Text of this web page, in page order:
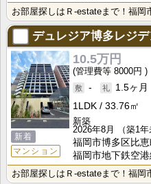
お部屋探しはＲ-estateまで！福岡
デュレジア博多レジデ
新着
マンション
10.5万円
8000円
-
1.5ヶ月
1LDK
33.76㎡
新築
2026年8月
（築1年
福岡市博多区比恵
福岡市地下鉄空
お部屋探しはＲ-estateまで！福岡